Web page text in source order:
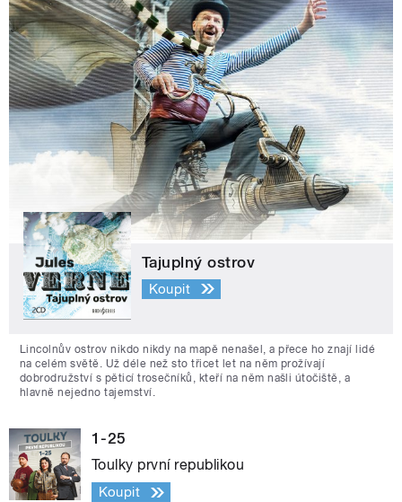
Tajuplný ostrov
Koupit
Lincolnův ostrov nikdo nikdy na mapě nenašel, a přece ho znají lidé
na celém světě. Už déle než sto třicet let na něm prožívají
dobrodružství s pěticí trosečníků, kteří na něm našli útočiště, a
hlavně nejedno tajemství.
1-25
Toulky první republikou
Koupit